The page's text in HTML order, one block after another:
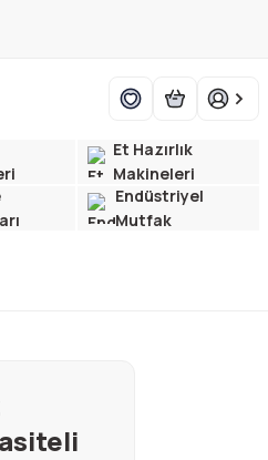
Et Hazırlık
Makineleri
Endüstriyel
Mutfak